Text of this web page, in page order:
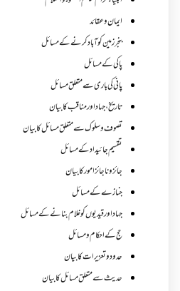
ایمان وعقائد
بنجر زمین کو آباد کرنے کے مسائل
پاکی کے مسائل
پانی کی باری سے متعلق مسائل
تاریخ،جہاد اور مناقب کا بیان
تصوف و سلوک سے متعلق مسائل کا بیان
تقسیم جائیداد کے مسائل
جائز و ناجائزامور کا بیان
جنازے کےمسائل
جہاد اور قیدیوں کو غلام بنانے کے مسائل
حج کے احکام ومسائل
حدود و تعزیرات کا بیان
حدیث سے متعلق مسائل کا بیان